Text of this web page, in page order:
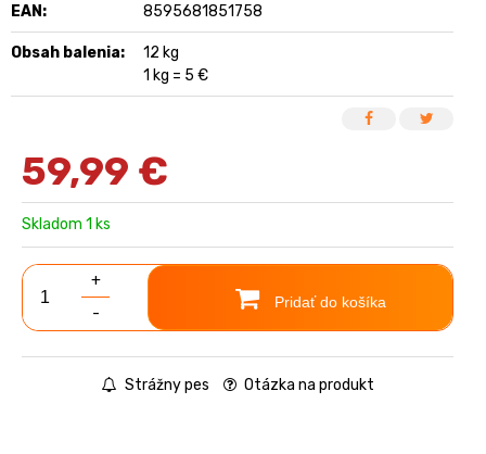
EAN: 8595681851758
Obsah balenia:
12 kg
1 kg = 5 €
59,99 €
Skladom 1 ks
+
-
Pridať do košíka
Strážny pes Otázka na produkt